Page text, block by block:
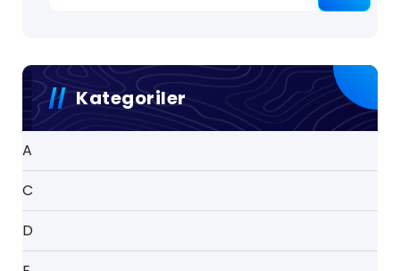
Kategoriler
A
C
D